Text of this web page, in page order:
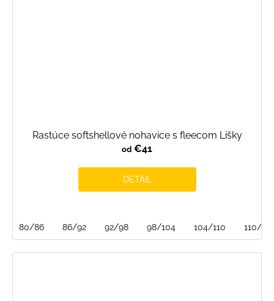
Rastúce softshellové nohavice s fleecom Líšky
od €41
DETAIL
80/86 86/92 92/98 98/104 104/110 110/116